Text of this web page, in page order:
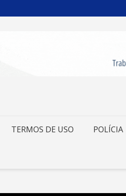
TERMOS DE USO POLÍCIA